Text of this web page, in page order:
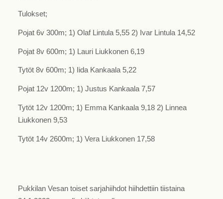
Tulokset;
Pojat 6v 300m; 1) Olaf Lintula 5,55 2) Ivar Lintula 14,52
Pojat 8v 600m; 1) Lauri Liukkonen 6,19
Tytöt 8v 600m; 1) Iida Kankaala 5,22
Pojat 12v 1200m; 1) Justus Kankaala 7,57
Tytöt 12v 1200m; 1) Emma Kankaala 9,18 2) Linnea
Liukkonen 9,53
Tytöt 14v 2600m; 1) Vera Liukkonen 17,58
Pukkilan Vesan toiset sarjahiihdot hiihdettiin tiistaina